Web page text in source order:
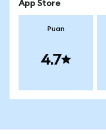
App Store
Puan
4.7